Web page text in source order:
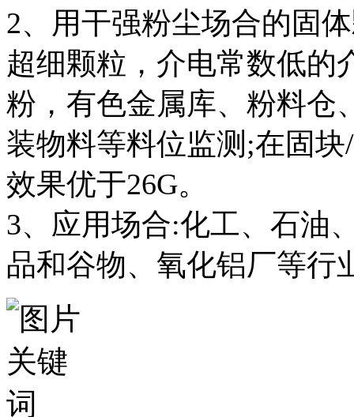
2、用干强粉尘场合的固
超细颗粒，介电常数低的
粉，有色金属库、粉料仓
装物料等料位监测;在固
效果优于26G。
3、应用场合:化工、石油
品和谷物、氧化铝厂等行